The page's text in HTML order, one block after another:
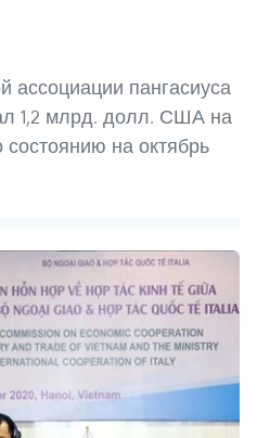
ассоциации пангасиуса
1,2 млрд. долл. США на
состоянию на октябрь